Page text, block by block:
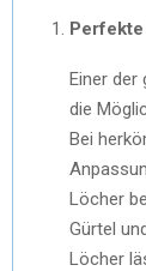
Einer
die
Bei
Löcher
Gürtel
Löcher